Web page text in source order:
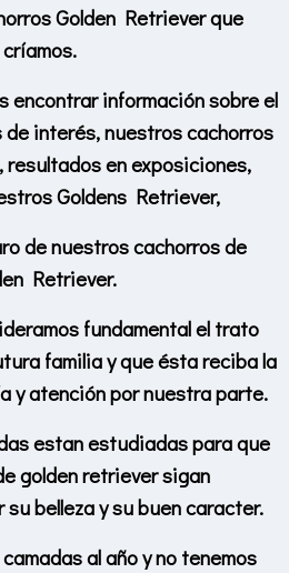
Golden Retriever que
críamos.
encontrar información sobre el
de interés, nuestros cachorros
resultados en exposiciones,
Goldens Retriever,
de nuestros cachorros de
Retriever.
fundamental el trato
familia y que ésta reciba la
y atención por nuestra parte.
estan estudiadas para que
golden retriever sigan
belleza y su buen caracter.
al año y no tenemos